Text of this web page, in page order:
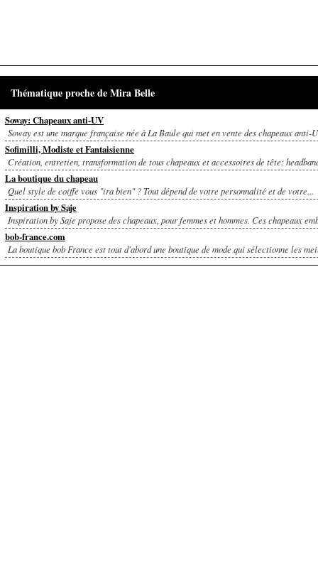
Thématique proche de Mira Belle
Soway: Chapeaux anti-UV
Soway est une marque française née à La Baule qui met en vente des chapeaux
Sofimilli, Modiste et Fantaisienne
Création, entretien, transformation de tous chapeaux et accessoires de tête:
La boutique du chapeau
Quel style de coiffe vous "ira bien" ? Tout dépend de votre personnalité et de votre...
Inspiration by Saje
Inspiration by Saje propose des chapeaux, pour femmes et hommes. Ces chapeaux
bob-france.com
La boutique bob France est tout d'abord une boutique de mode qui sélectionne les